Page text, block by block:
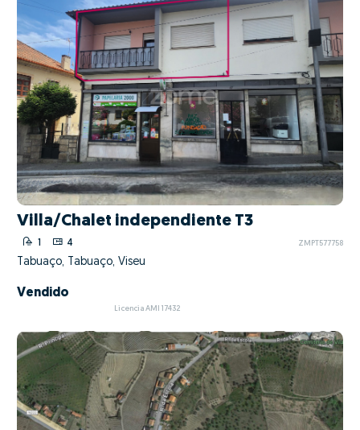
Villa/Chalet independiente T3
1 4 ZMPT577758
Tabuaço, Tabuaço, Viseu
Vendido
Licencia AMI 17432